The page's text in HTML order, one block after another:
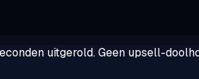
uitgerold. Geen upsell-